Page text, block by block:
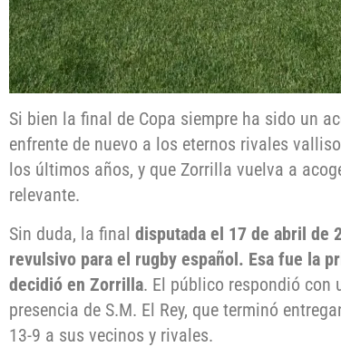
Si bien la final de Copa siempre ha sido un
enfrente de nuevo a los eternos rivales
los últimos años, y que Zorrilla vuelva a
relevante.
Sin duda, la final disputada el 17 de abril de
revulsivo para el rugby español. Esa fue la
decidió en Zorrilla. El público respondió con
presencia de S.M. El Rey, que terminó
13-9 a sus vecinos y rivales.